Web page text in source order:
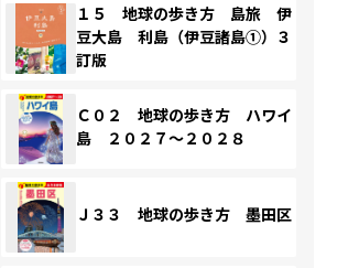
１５ 地球の歩き方 島旅 伊
豆大島 利島（伊豆諸島①）３
訂版
Ｃ０２ 地球の歩き方 ハワイ
島 ２０２７～２０２８
Ｊ３３ 地球の歩き方 墨田区